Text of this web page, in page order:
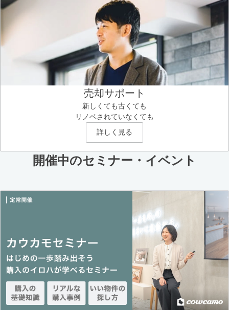
売却サポート
新しくても古くても
リノベされていなくても
詳しく見る
開催中のセミナー・イベント